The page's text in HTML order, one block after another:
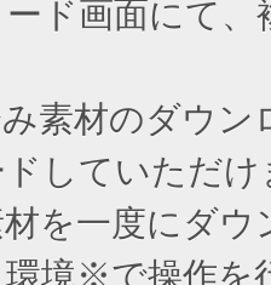
ド画面にて
み素材のダウ
していただけ
を一度にダ
環境※で操作を